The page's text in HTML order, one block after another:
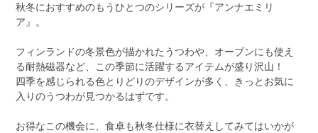
秋冬におすすめのもうひとつのシリーズが『アンナエミリ
ア』。
フィンランドの冬景色が描かれたうつわや、オーブンにも使え
る耐熱磁器など、この季節に活躍するアイテムが盛り沢山！
四季を感じられる色とりどりのデザインが多く、きっとお気に
入りのうつわが見つかるはずです。
お得なこの機会に、食卓も秋冬仕様に衣替えしてみてはいかが